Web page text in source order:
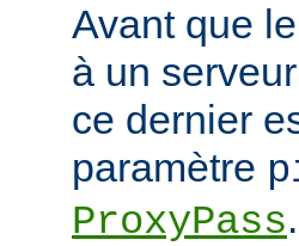
Avant que
à un
ce dernier
paramètre
ProxyPass